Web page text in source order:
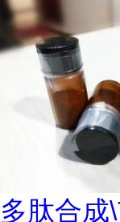
多肽合成